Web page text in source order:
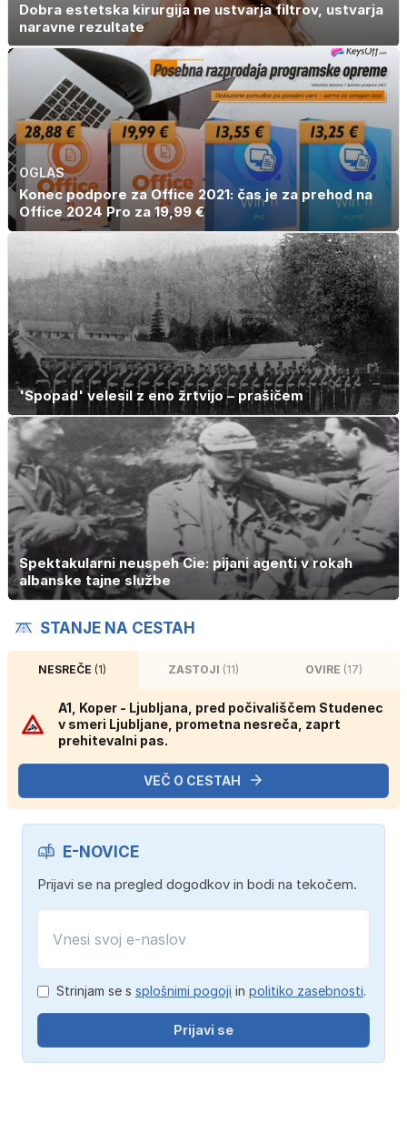
Dobra estetska kirurgija ne ustvarja filtrov, ustvarja
naravne rezultate
OGLAS
Konec podpore za Office 2021: čas je za prehod na
Office 2024 Pro za 19,99 €
'Spopad' velesil z eno žrtvijo – prašičem
Spektakularni neuspeh Cie: pijani agenti v rokah
albanske tajne službe
STANJE NA CESTAH
NESREČE(1) ZASTOJI (11) OVIRE (17)
A1, Koper - Ljubljana, pred počivališčem Studenec
v smeri Ljubljane, prometna nesreča, zaprt
prehitevalni pas.
VEČ O CESTAH
E-NOVICE
Prijavi se na pregled dogodkov in bodi na tekočem.
Strinjam se s splošnimi pogoji in politiko zasebnosti.
Prijavi se